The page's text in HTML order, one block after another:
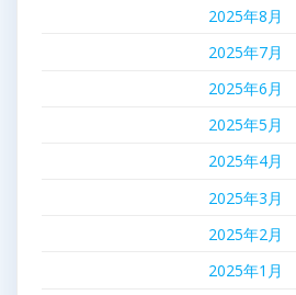
2025年8月
2025年7月
2025年6月
2025年5月
2025年4月
2025年3月
2025年2月
2025年1月